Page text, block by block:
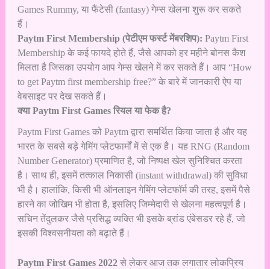
Games Rummy, या फैंटेसी (fantasy) गेम्स खेलना शुरू कर सकते
हैं।
Paytm First Membership (पेटीएम फर्स्ट मेंबरशिप): Paytm First
Membership के कई फायदे होते हैं, जैसे आपको हर महीने बोनस कैश
मिलता है जिसका उपयोग आप गेम्स खेलने में कर सकते हैं। आप “How
to get Paytm first membership free?” के बारे में जानकारी ऐप या
वेबसाइट पर देख सकते हैं।
क्या Paytm First Games रियल या फेक है?
Paytm First Games को Paytm द्वारा समर्थित किया जाता है और यह
भारत के सबसे बड़े गेमिंग प्लेटफार्मों में से एक है। यह RNG (Random
Number Generator) प्रमाणित है, जो निष्पक्ष खेल सुनिश्चित करता
है। साथ ही, इसमें तत्काल निकासी (instant withdrawal) की सुविधा
भी है। हालांकि, किसी भी ऑनलाइन गेमिंग प्लेटफॉर्म की तरह, इसमें पैसे
हारने का जोखिम भी होता है, इसलिए जिम्मेदारी से खेलना महत्वपूर्ण है।
सचिन तेंदुलकर जैसे प्रसिद्ध व्यक्ति भी इसके ब्रांड एंबेसडर रहे हैं, जो
इसकी विश्वसनीयता को बढ़ाते हैं।
Paytm First Games 2022से लेकर आज तक लगातार लोकप्रिय